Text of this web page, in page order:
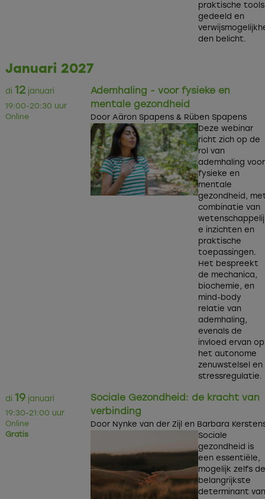
praktische tools
gedeeld en
den belicht.
Januari 2027
di 12 januari
19:00-20:30 uur
Online
Ademhaling - voor fysieke en
mentale gezondheid
Door Aäron Spapens & Rüben Spapens
Deze webinar
richt zich op de
rol van
ademhaling voor
fysieke en
mentale
gezondheid,
combinatie van
e inzichten en
praktische
toepassingen.
Het bespreekt
de mechanica,
biochemie, en
mind-body
relatie van
ademhaling,
evenals de
invloed ervan op
het autonome
zenuwstelsel en
stressregulatie.
di 19 januari
19:30-21:00 uur
Online
Gratis
Sociale Gezondheid: de kracht van
verbinding
Door Nynke van der Zijl en Barbara
Sociale
gezondheid is
een essentiële,
mogelijk zelfs
belangrijkste
determinant